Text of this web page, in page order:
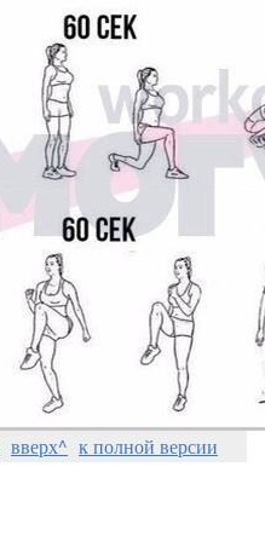
вверх^ к полной версии